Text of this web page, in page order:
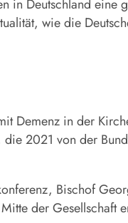
in Deutschland eine
wie die
Demenz in der
2021 von der
Bischof
der Gesellschaft